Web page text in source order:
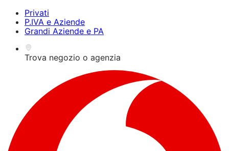
modalità lettore dello
schermo, Alt+0 per
annullare
lettori dello schermo,
feedback e segnalazione
dei problemi | Nuova
Privati
P.IVA e Aziende
Grandi Aziende e PA
Trova negozio o agenzia